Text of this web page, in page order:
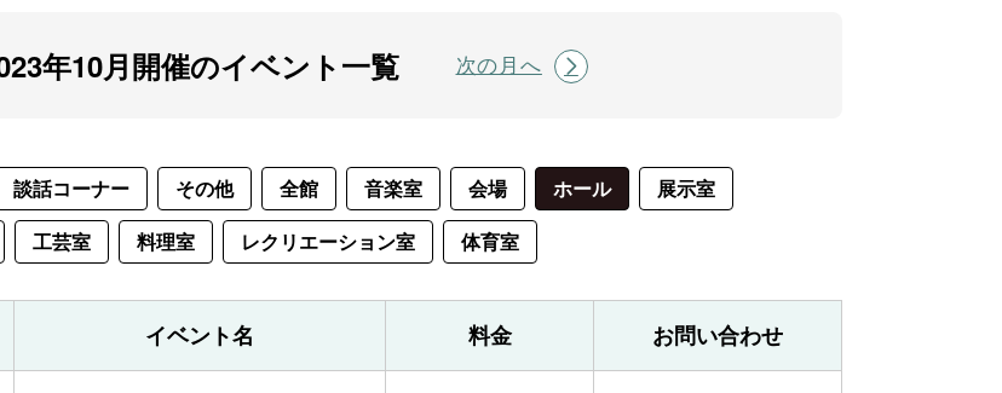
年10月開催のイベント一覧 次の月へ
談話コーナー その他 全館 音楽室 会場 ホール
展示室
工芸室 料理室 レクリエーション室 体育室
イベント名 料金 お問い合わせ